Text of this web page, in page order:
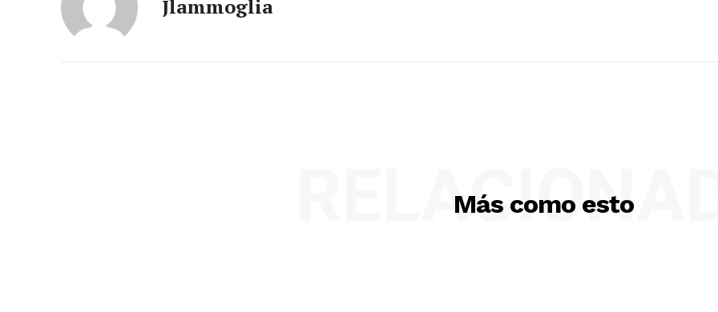
Jlammoglia
Más como esto